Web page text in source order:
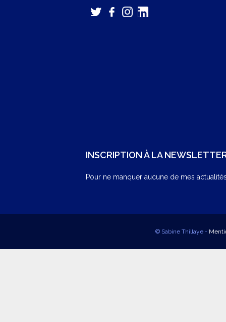
INSCRIPTION À LA
Pour ne manquer aucune de mes
© Sabine Thillaye -